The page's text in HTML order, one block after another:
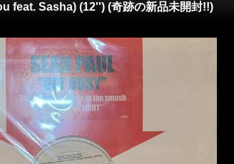
feat. Sasha) (12'') (奇跡の新品未開封!!)